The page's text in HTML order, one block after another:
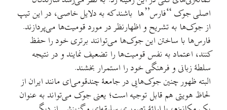
اصلی جوک “فارس”ها باشند که به دلایل خاصی، در این تیپ
از جوک‌ها به تشریح و اظهارنظر در مورد قومیت‌ها می‌پردازند.
فارس‌ها با ساختن این جوک‌ها می‌توانند برتری خود را حفظ
کنند، اعتماد به نفس قومیت‌ها را تضعیف نمایند و در نتیجه
سلطهٔ زبانی و فرهنگی خود را استمرار بخشند.
البته ظهور چنین جوک‌هایی در جامعهٔ چندقومی‌ای مانند ایران از
لحاظ هویتی هم قابل توجیه است؛ یعنی جوک می‌تواند به عنوان